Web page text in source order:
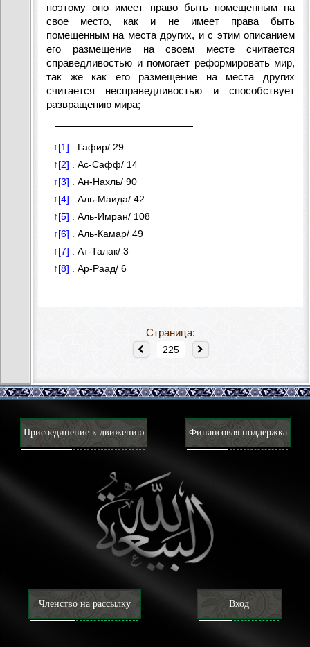
поэтому оно имеет право быть помещенным на
свое место, как и не имеет права быть
помещенным на места других, и с этим описанием
его размещение на своем месте считается
справедливостью и помогает реформировать мир,
так же как его размещение на места других
считается несправедливостью и способствует
развращению мира;
↑[1]
Гафир/ 29
↑[2]
Ас-Сафф/ 14
↑[3]
Ан-Нахль/ 90
↑[4]
Аль-Маида/ 42
↑[5]
Аль-Имран/ 108
↑[6]
Аль-Камар/ 49
↑[7]
Ат-Талак/ 3
↑[8]
Ар-Раад/ 6
Страница:
Присоединение к движению Финансовая поддержка
Членство на рассылку Вход